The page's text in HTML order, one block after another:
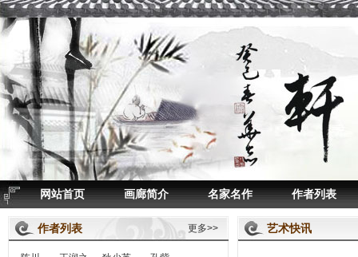
网站首页 画廊简介 名家名作 作者列表
作者列表 更多>> 艺术快讯